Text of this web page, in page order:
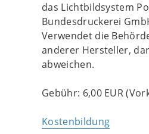
das Lichtbildsystem
Bundesdruckerei
Verwendet die
anderer Hersteller,
abweichen.
Gebühr: 6,00 EUR
Kostenbildung